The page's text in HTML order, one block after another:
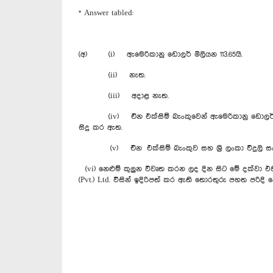
* Answer tabled:
(අ) (i) ඇමෙරිකානු ඩොලර් මිලියන 113.65යි.
(ii) නැත.
(iii) අදාළ නැත.
(iv) චීන එක්සිම් බැංකුවෙන් ඇමෙරිකානු ඩොලර්
සිදු කර ඇත.
(v) චීන එක්සිම් බැංකුව සහ ශ්‍රී ලංකා විදුලි
(vi) නෙළුම් කුලුන විවෘත කරන ලද දින සිට මේ දක්වා එහි
(Pvt.) Ltd. විසින් ඉදිරිපත් කර ඇති තොරතුරු පහත පරිදි